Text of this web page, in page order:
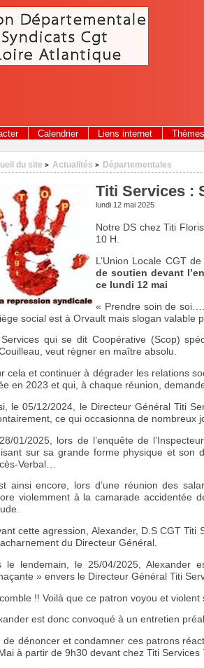
Calendrier Liens internet Thèmes
du site > Actualités > Départementales
Titi Services :
lundi 12 mai 2025
Notre DS chez Titi
10 H.
L’Union Locale CGT
de soutien devant
ce lundi 12 mai
« Prendre soin de
social est à Orvault mais slogan valable
qui se dit Coopérative (Scop)
veut règner en maître absolu.
cela et continuer à dégrader les relations
en 2023 et qui, à chaque réunion,
le 05/12/2024, le Directeur Général Titi
ce qui occasionna de nombreux
01/2025, lors de l’enquête de
sur sa grande forme physique et son
Verbal…
ainsi encore, lors d’une réunion des
violemment à la camarade accidentée
cette agression, Alexander, D.S CGT
du Directeur Général.
le lendemain, le 25/04/2025, Alexander
» envers le Directeur Général Titi
!! Voilà que ce patron voyou et
est donc convoqué à un entretien
de dénoncer et condamner ces patrons
à partir de 9h30 devant chez Titi